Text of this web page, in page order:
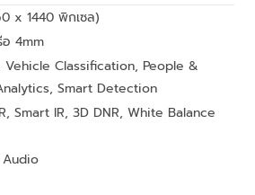
x 1440 พิกเซล)
อ 4mm
Vehicle Classification, People &
Smart Detection
Smart IR, 3D DNR, White Balance
Audio